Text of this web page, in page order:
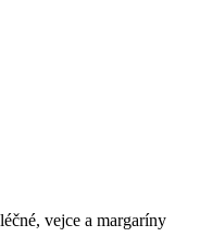
vejce a margaríny